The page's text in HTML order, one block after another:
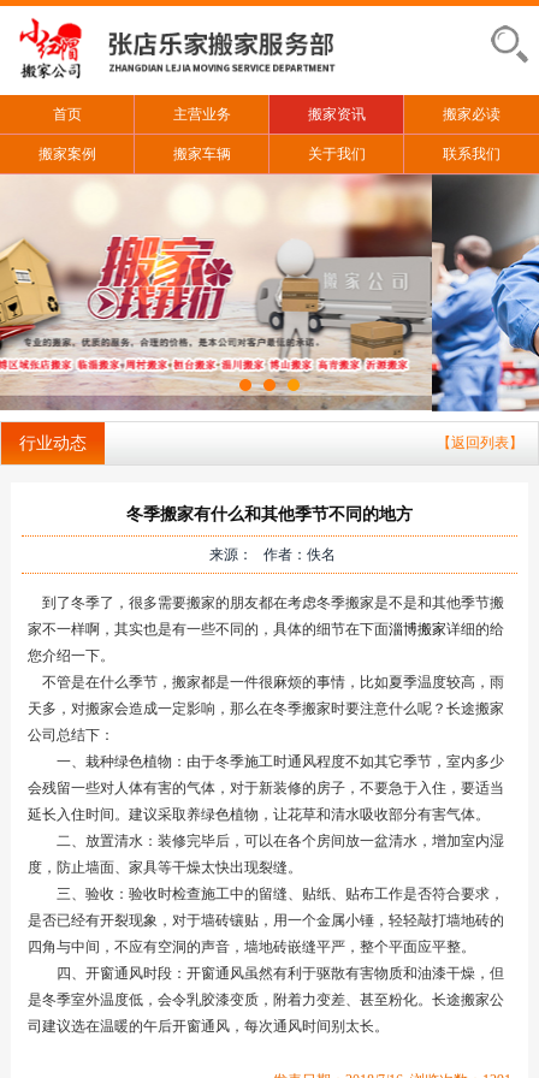
首页 主营业务 搬家资讯 搬家必读
搬家案例 搬家车辆 关于我们 联系我们
行业动态 【返回列表】
冬季搬家有什么和其他季节不同的地方
来源： 作者：佚名
到了冬季了，很多需要搬家的朋友都在考虑冬季搬家是不是和其他季节搬
家不一样啊，其实也是有一些不同的，具体的细节在下面淄博搬家详细的给
您介绍一下。
不管是在什么季节，搬家都是一件很麻烦的事情，比如夏季温度较高，雨
天多，对搬家会造成一定影响，那么在冬季搬家时要注意什么呢？长途搬家
公司总结下：
一、栽种绿色植物：由于冬季施工时通风程度不如其它季节，室内多少
会残留一些对人体有害的气体，对于新装修的房子，不要急于入住，要适当
延长入住时间。建议采取养绿色植物，让花草和清水吸收部分有害气体。
二、放置清水：装修完毕后，可以在各个房间放一盆清水，增加室内湿
度，防止墙面、家具等干燥太快出现裂缝。
三、验收：验收时检查施工中的留缝、贴纸、贴布工作是否符合要求，
是否已经有开裂现象，对于墙砖镶贴，用一个金属小锤，轻轻敲打墙地砖的
四角与中间，不应有空洞的声音，墙地砖嵌缝平严，整个平面应平整。
四、开窗通风时段：开窗通风虽然有利于驱散有害物质和油漆干燥，但
是冬季室外温度低，会令乳胶漆变质，附着力变差、甚至粉化。长途搬家公
司建议选在温暖的午后开窗通风，每次通风时间别太长。